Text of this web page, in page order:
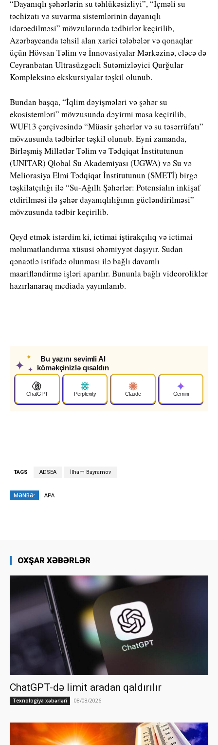
“Dayanıqlı şəhərlərin su təhlükəsizliyi”, “İçməli su
təchizatı və suvarma sistemlərinin dayanıqlı
idarəedilməsi” mövzularında tədbirlər keçirilib,
Azərbaycanda təhsil alan xarici tələbələr və qonaqlar
üçün Hövsan Təlim və İnnovasiyalar Mərkəzinə, eləcə də
Ceyranbatan Ultrasüzgəcli Sutəmizləyici Qurğular
Kompleksinə ekskursiyalar təşkil olunub.
Bundan başqa, “İqlim dəyişmələri və şəhər su
ekosistemləri” mövzusunda dəyirmi masa keçirilib,
WUF13 çərçivəsində “Müasir şəhərlər və su təsərrüfatı”
mövzusunda tədbirlər təşkil olunub. Eyni zamanda,
Birləşmiş Millətlər Təlim və Tədqiqat İnstitutunun
(UNITAR) Qlobal Su Akademiyası (UGWA) və Su və
Meliorasiya Elmi Tədqiqat İnstitutunun (SMETİ) birgə
təşkilatçılığı ilə “Su-Ağıllı Şəhərlər: Potensialın inkişaf
etdirilməsi ilə şəhər dayanıqlılığının gücləndirilməsi”
mövzusunda tədbir keçirilib.
Qeyd etmək istərdim ki, ictimai iştirakçılıq və ictimai
məlumatlandırma xüsusi əhəmiyyət daşıyır. Sudan
qənaətlə istifadə olunması ilə bağlı davamlı
maarifləndirmə işləri aparılır. Bununla bağlı videoroliklər
hazırlanaraq mediada yayımlanıb.
✦
✦
✦
Bu yazını sevimli AI
köməkçinizlə qısaldın
ChatGPT Perplexity Claude Gemini
TAGS ADSEA İlham Bayramov
MƏNBƏ: APA
OXŞAR XƏBƏRLƏR
ChatGPT-də limit aradan qaldırılır
Texnologiya xəbərləri 08/08/2026